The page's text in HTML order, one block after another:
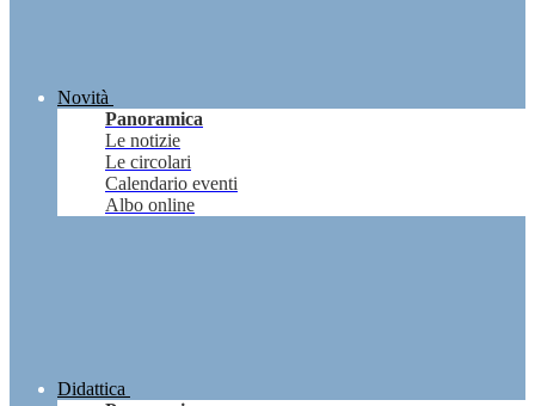
Novità
Panoramica
Le notizie
Le circolari
Calendario eventi
Albo online
Didattica